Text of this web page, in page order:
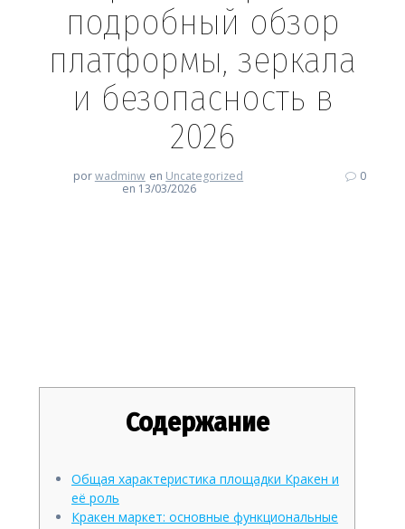
подробный обзор
платформы, зеркала
и безопасность в
2026
porwadminw en Uncategorized
en 13/03/2026
0
Содержание
Общая характеристика площадки Кракен и
её роль
Кракен маркет: основные функциональные